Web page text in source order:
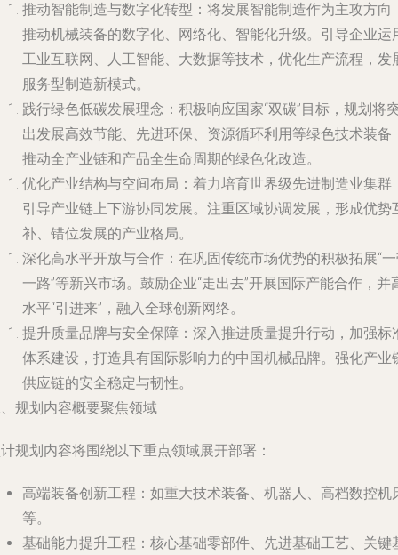
推动智能制造与数字化转型 ：将发展智能制造作为主攻方向
推动机械装备的数字化、网络化、智能化升级。引导企业运
工业互联网、人工智能、大数据等技术，优化生产流程，发
服务型制造新模式。
践行绿色低碳发展理念 ：积极响应国家“双碳”目标，规划将
出发展高效节能、先进环保、资源循环利用等绿色技术装备
推动全产业链和产品全生命周期的绿色化改造。
优化产业结构与空间布局 ：着力培育世界级先进制造业集群
引导产业链上下游协同发展。注重区域协调发展，形成优势
补、错位发展的产业格局。
深化高水平开放与合作 ：在巩固传统市场优势的积极拓展“
一路”等新兴市场。鼓励企业“走出去”开展国际产能合作，并
水平“引进来”，融入全球创新网络。
提升质量品牌与安全保障 ：深入推进质量提升行动，加强标
体系建设，打造具有国际影响力的中国机械品牌。强化产业
供应链的安全稳定与韧性。
规划内容概要聚焦领域
规划内容将围绕以下重点领域展开部署：
高端装备创新工程 ：如重大技术装备、机器人、高档数控机
等。
基础能力提升工程 ：核心基础零部件、先进基础工艺、关键